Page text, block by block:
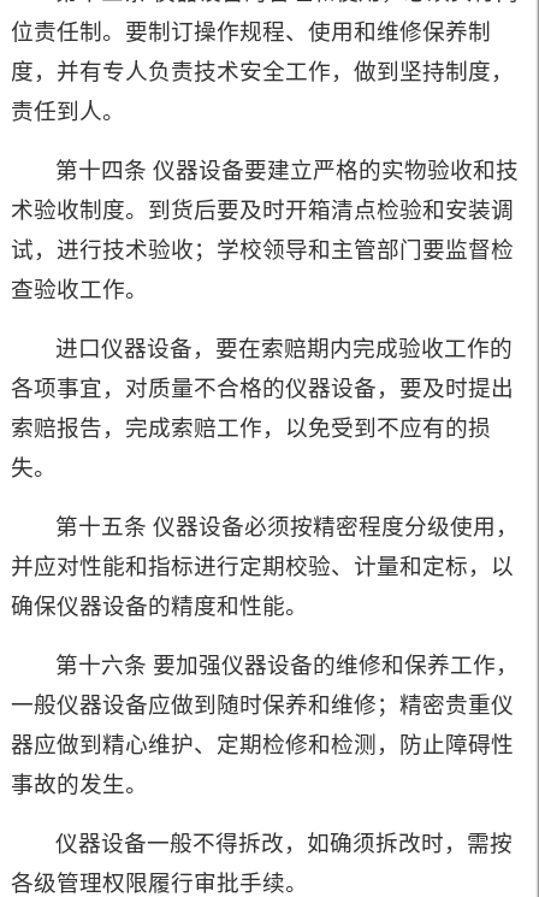
位责任制。要制订操作规程、使用和维修保养制
度，并有专人负责技术安全工作，做到坚持制度，
责任到人。
第十四条 仪器设备要建立严格的实物验收和技
术验收制度。到货后要及时开箱清点检验和安装调
试，进行技术验收；学校领导和主管部门要监督检
查验收工作。
进口仪器设备，要在索赔期内完成验收工作的
各项事宜，对质量不合格的仪器设备，要及时提出
索赔报告，完成索赔工作，以免受到不应有的损
失。
第十五条 仪器设备必须按精密程度分级使用，
并应对性能和指标进行定期校验、计量和定标，以
确保仪器设备的精度和性能。
第十六条 要加强仪器设备的维修和保养工作，
一般仪器设备应做到随时保养和维修；精密贵重仪
器应做到精心维护、定期检修和检测，防止障碍性
事故的发生。
仪器设备一般不得拆改，如确须拆改时，需按
各级管理权限履行审批手续。